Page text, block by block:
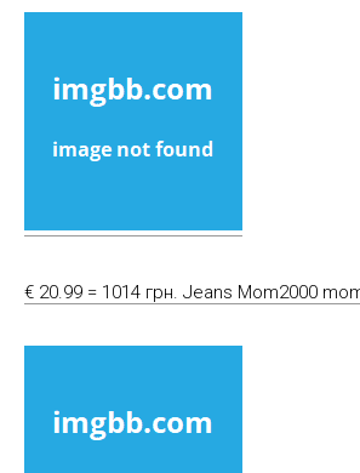
€ 20.99 = 1014 грн. Jeans Mom2000